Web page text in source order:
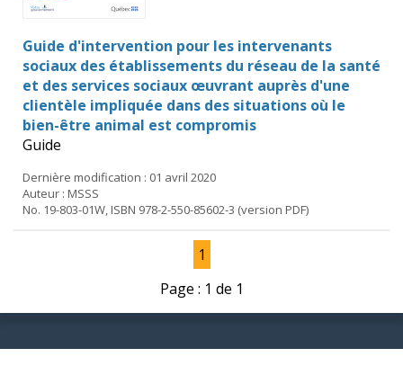
Guide d'intervention pour les intervenants
sociaux des établissements du réseau de la santé
et des services sociaux œuvrant auprès d'une
clientèle impliquée dans des situations où le
bien-être animal est compromis
Guide
Dernière modification : 01 avril 2020
Auteur : MSSS
No. 19-803-01W, ISBN 978-2-550-85602-3 (version PDF)
1
Page : 1 de 1